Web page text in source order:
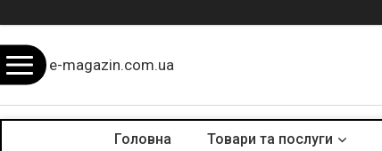
e-magazin.com.ua
Головна Товари та послуги